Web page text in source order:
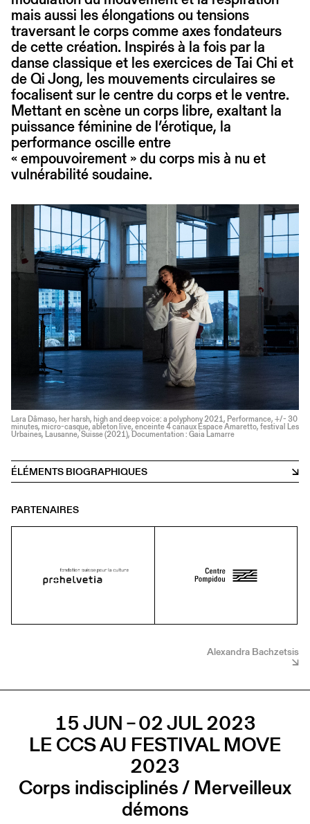
mais aussi les élongations ou tensions
traversant le corps comme axes fondateurs
de cette création. Inspirés à la fois par la
danse classique et les exercices de Tai Chi et
de Qi Jong, les mouvements circulaires se
focalisent sur le centre du corps et le ventre.
Mettant en scène un corps libre, exaltant la
puissance féminine de l’érotique, la
performance oscille entre
« empouvoirement » du corps mis à nu et
vulnérabilité soudaine.
Lara Dâmaso, her harsh, high and deep voice: a polyphony 2021, Performance, +/- 30
minutes, micro-casque, ableton live, enceinte 4 canaux Espace Amaretto, festival Les
Urbaines, Lausanne, Suisse (2021), Documentation : Gaia Lamarre
ÉLÉMENTS BIOGRAPHIQUES
PARTENAIRES
Alexandra Bachzetsis
15 JUN – 02 JUL 2023
LE CCS AU FESTIVAL MOVE
2023
Corps indisciplinés / Merveilleux
démons